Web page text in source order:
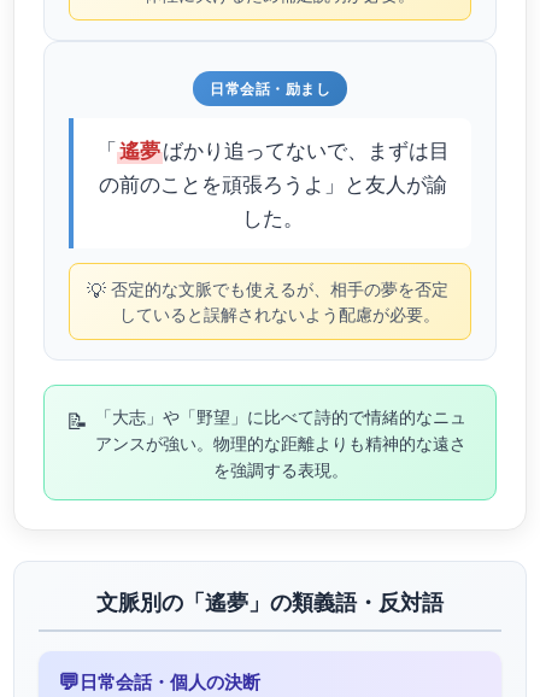
日常会話・励まし
「遙夢ばかり追ってないで、まずは目
の前のことを頑張ろうよ」と友人が諭
した。
💡 否定的な文脈でも使えるが、相手の夢を否定
していると誤解されないよう配慮が必要。
📝
「大志」や「野望」に比べて詩的で情緒的なニュ
アンスが強い。物理的な距離よりも精神的な遠さ
を強調する表現。
文脈別の「遙夢」の類義語・反対語
💬日常会話・個人の決断